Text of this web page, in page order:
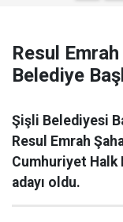
Resul
Belediye
Şişli Belediyesi
Resul Emrah
Cumhuriyet Halk
adayı oldu.